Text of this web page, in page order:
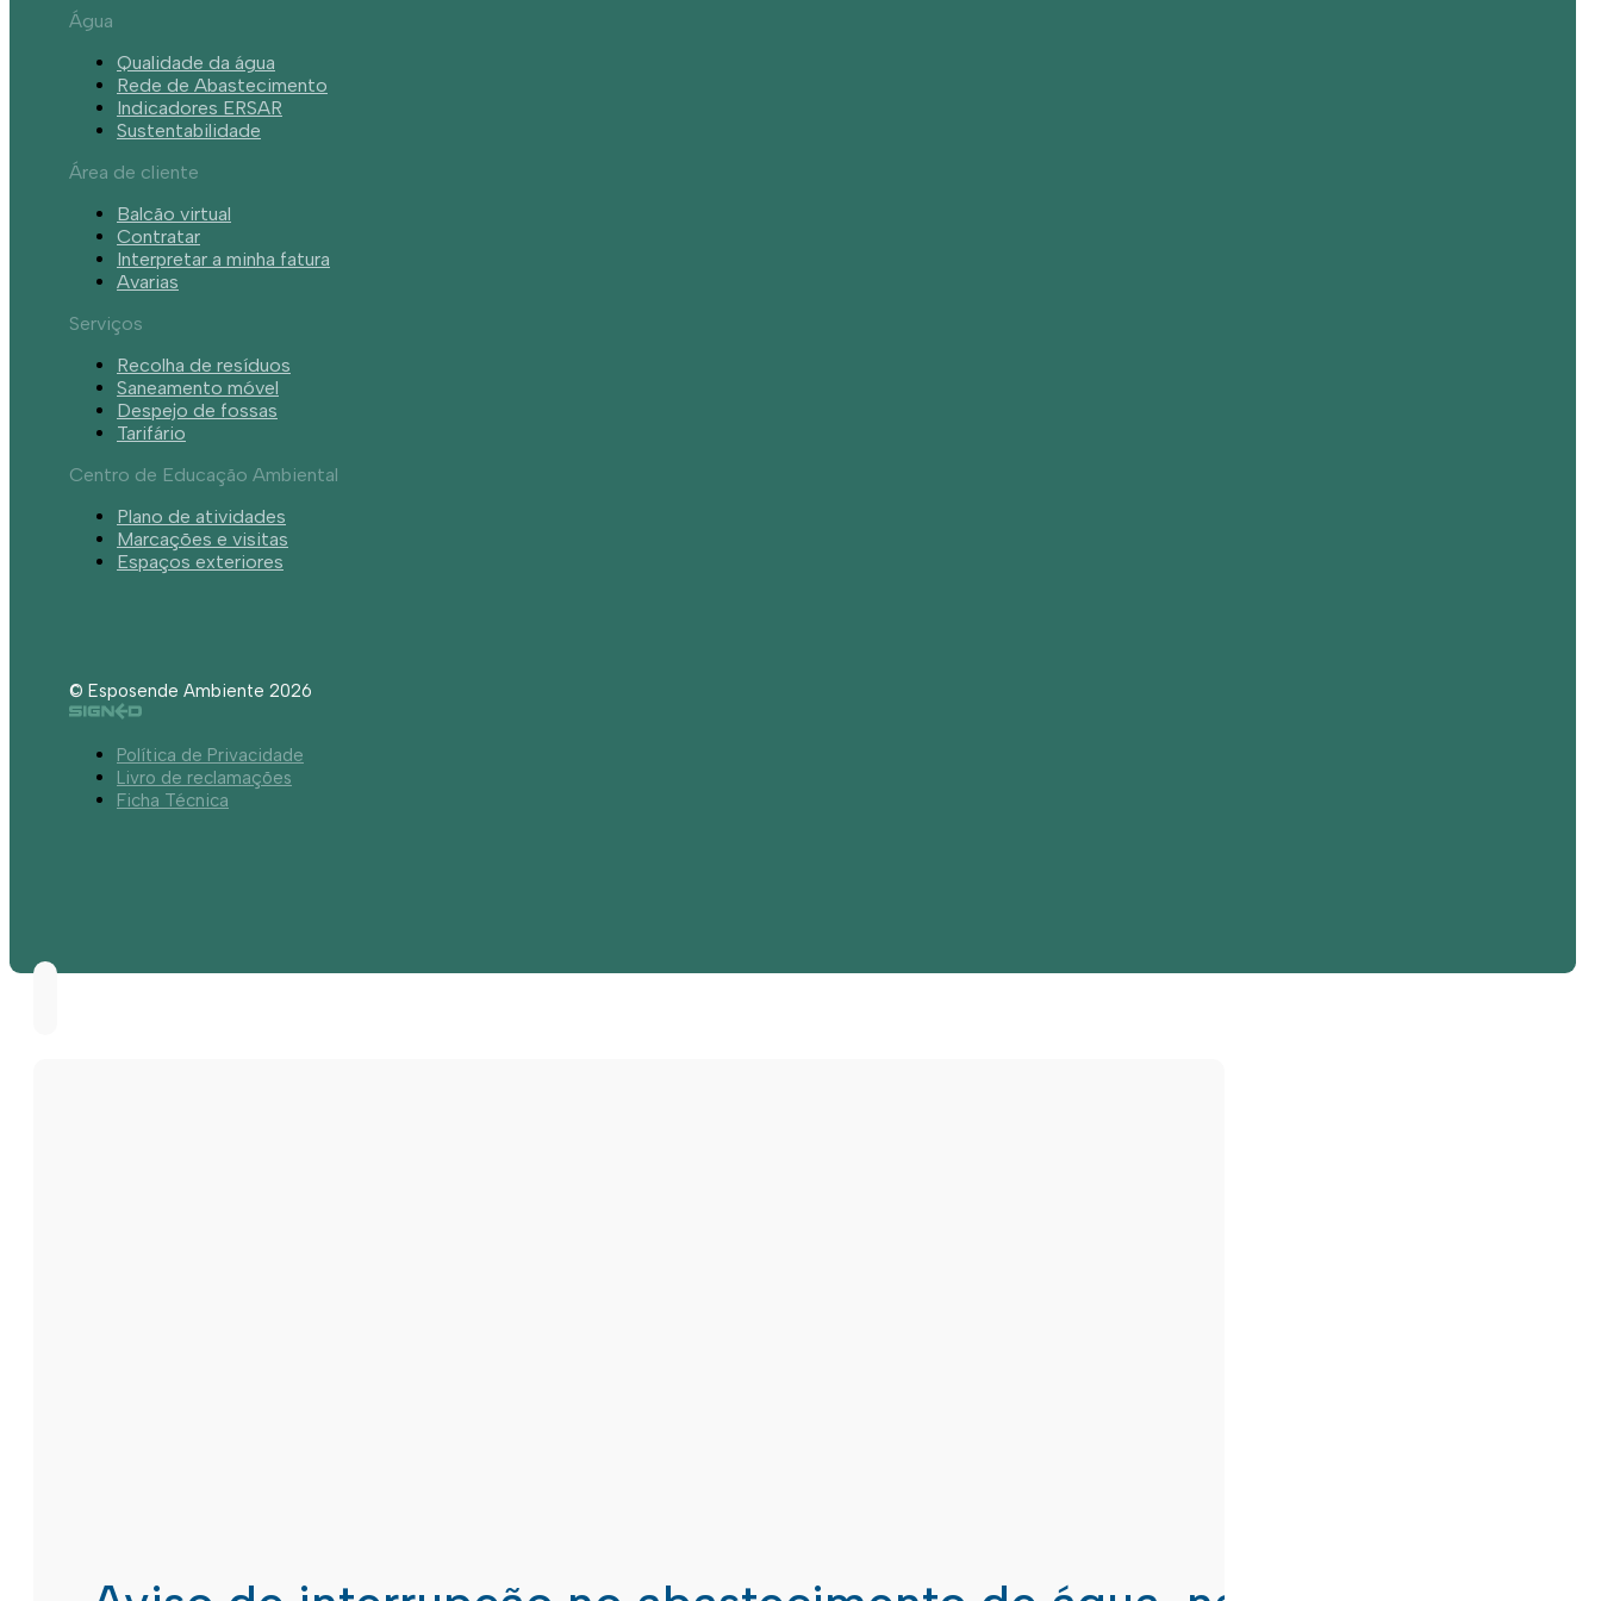
Água
Qualidade da água
Rede de Abastecimento
Indicadores ERSAR
Sustentabilidade
Área de cliente
Balcão virtual
Contratar
Interpretar a minha fatura
Avarias
Serviços
Recolha de resíduos
Saneamento móvel
Despejo de fossas
Tarifário
Centro de Educação Ambiental
Plano de atividades
Marcações e visitas
Espaços exteriores
© Esposende Ambiente 2026
Política de Privacidade
Livro de reclamações
Ficha Técnica